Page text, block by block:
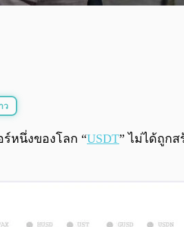
ว
ร์หนึ่งของโลก “USDT” ไม่ได้ถูกส